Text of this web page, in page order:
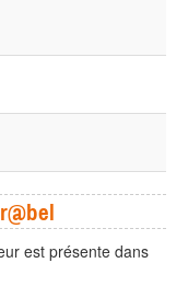
est présente dans